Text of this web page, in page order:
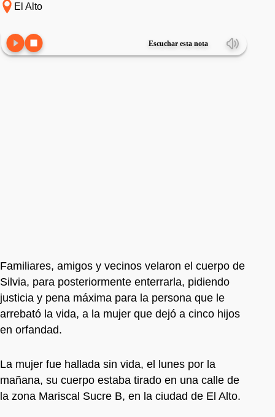
El Alto
Escuchar esta nota
Familiares, amigos y vecinos velaron el cuerpo de
Silvia, para posteriormente enterrarla, pidiendo
justicia y pena máxima para la persona que le
arrebató la vida, a la mujer que dejó a cinco hijos
en orfandad.
La mujer fue hallada sin vida, el lunes por la
mañana, su cuerpo estaba tirado en una calle de
la zona Mariscal Sucre B, en la ciudad de El Alto.